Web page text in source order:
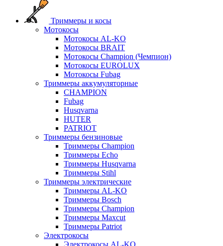
Триммеры и косы
Мотокосы
Мотокосы AL-KO
Мотокосы BRAIT
Мотокосы Champion (Чемпион)
Мотокосы EUROLUX
Мотокосы Fubag
Триммеры аккумуляторные
CHAMPION
Fubag
Husqvarna
HUTER
PATRIOT
Триммеры бензиновые
Триммеры Champion
Триммеры Echo
Триммеры Husqvarna
Триммеры Stihl
Триммеры электрические
Триммеры AL-KO
Триммеры Bosch
Триммеры Champion
Триммеры Maxcut
Триммеры Patriot
Электрокосы
Электрокосы AL-KO